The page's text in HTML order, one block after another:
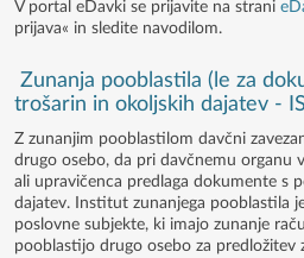
V portal eDavki se prijavite na strani
prijava« in sledite navodilom.
Zunanja pooblastila (le za
trošarin in okoljskih dajatev -
Z zunanjim pooblastilom davčni
drugo osebo, da pri davčnemu organu
ali upravičenca predlaga dokumente s
dajatev. Institut zunanjega pooblastila
poslovne subjekte, ki imajo zunanje
pooblastijo drugo osebo za predložitev